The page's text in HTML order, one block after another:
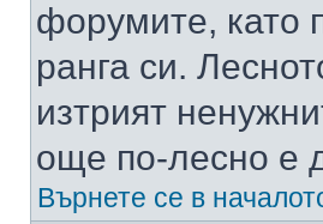
форумите, като
ранга си.
изтрият
още по-лесно е
Върнете се в